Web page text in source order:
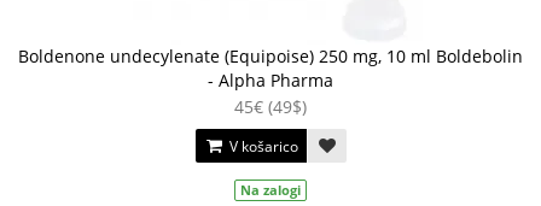
Boldenone undecylenate (Equipoise) 250 mg, 10 ml Boldebolin
- Alpha Pharma
45€ (49$)
V košarico
Na zalogi